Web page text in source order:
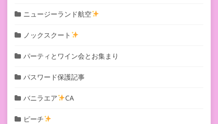
ニュージーランド航空
ノックスクート
パーティとワイン会とお集まり
パスワード保護記事
バニラエア CA
ピーチ